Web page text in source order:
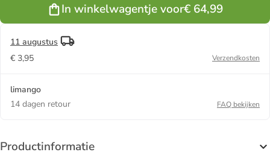
In winkelwagentje voor€ 64,99
11 augustus
€ 3,95
Verzendkosten
limango
14 dagen retour
FAQ bekijken
Productinformatie